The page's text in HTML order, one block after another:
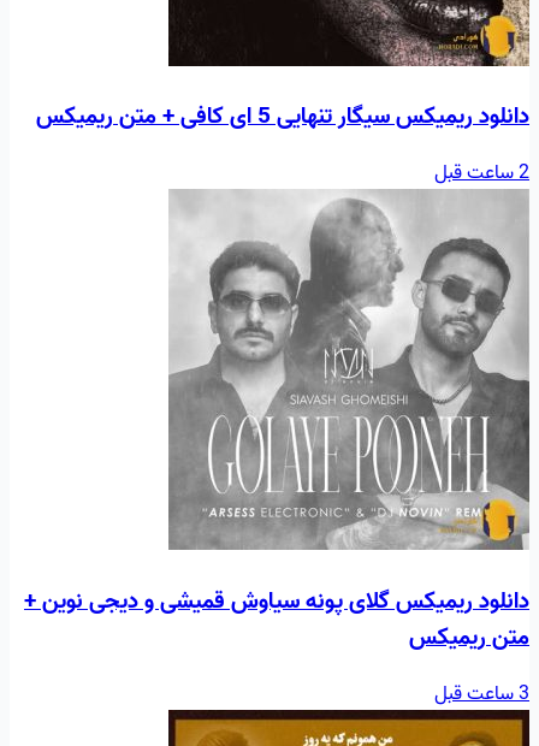
دانلود ریمیکس سیگار تنهایی 5 ای کافی + متن ریمیکس
2 ساعت قبل
دانلود ریمیکس گلای پونه سیاوش قمیشی و دیجی نوین +
متن ریمیکس
3 ساعت قبل